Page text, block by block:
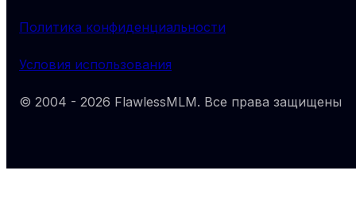
© 2004 - 2026 FlawlessMLM. Все права защищены
Условия использования
Политика конфиденциальности